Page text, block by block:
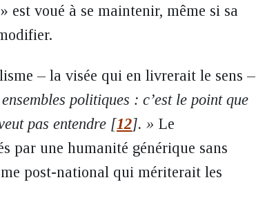
voué à se maintenir, même si sa
– la visée qui en livrerait le sens –
politiques : c’est le point que
pas entendre [12]. » Le
par une humanité générique sans
post-national qui mériterait les